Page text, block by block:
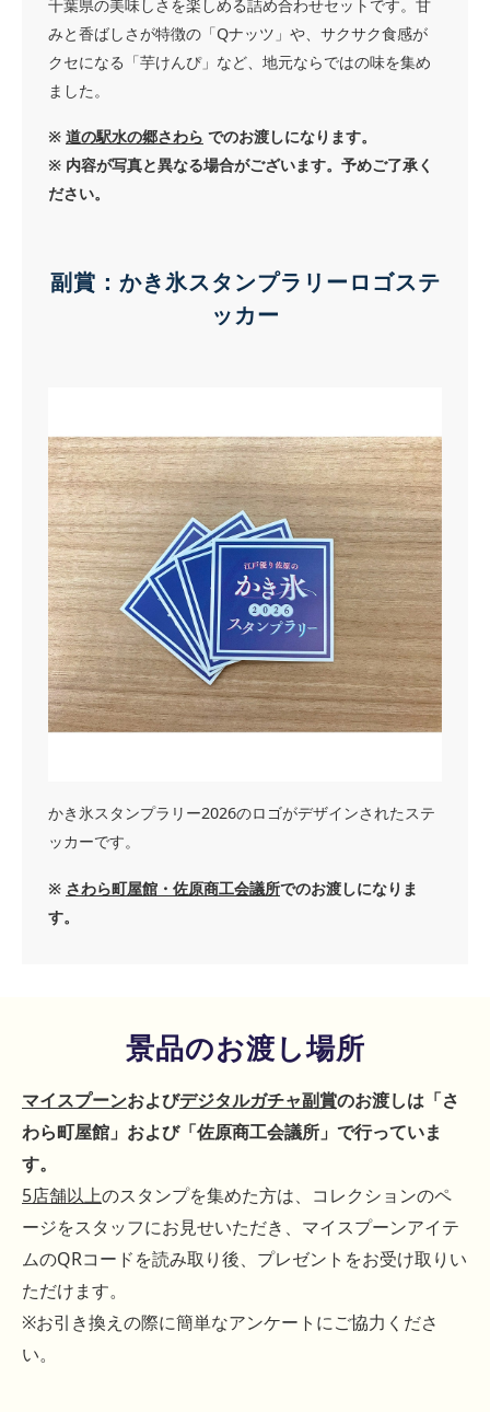
千葉県の美味しさを楽しめる詰め合わせセットです。甘
みと香ばしさが特徴の「Qナッツ」や、サクサク食感が
クセになる「芋けんぴ」など、地元ならではの味を集め
ました。
※ 道の駅水の郷さわら でのお渡しになります。
※ 内容が写真と異なる場合がございます。予めご了承く
ださい。
副賞：かき氷スタンプラリーロゴステ
ッカー
かき氷スタンプラリー2026のロゴがデザインされたステ
ッカーです。
※ さわら町屋館・佐原商工会議所でのお渡しになりま
す。
景品のお渡し場所
マイスプーンおよびデジタルガチャ副賞のお渡しは 「さ
わら町屋館」および「佐原商工会議所」 で行っていま
す。
5店舗以上のスタンプを集めた方は、コレクションのペ
ージをスタッフにお見せいただき、マイスプーンアイテ
ムのQRコードを読み取り後、プレゼントをお受け取りい
ただけます。
※お引き換え の際に簡単なアンケートにご協力くださ
い。